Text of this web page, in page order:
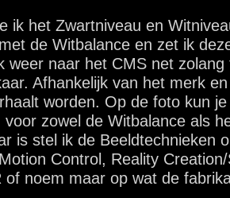
ik het Zwartniveau en
de Witbalance en zet ik
weer naar het CMS net
Afhankelijk van het merk
worden. Op de foto kun
voor zowel de Witbalance als
is stel ik de Beeldtechnieken
Control, Reality
of noem maar op wat de